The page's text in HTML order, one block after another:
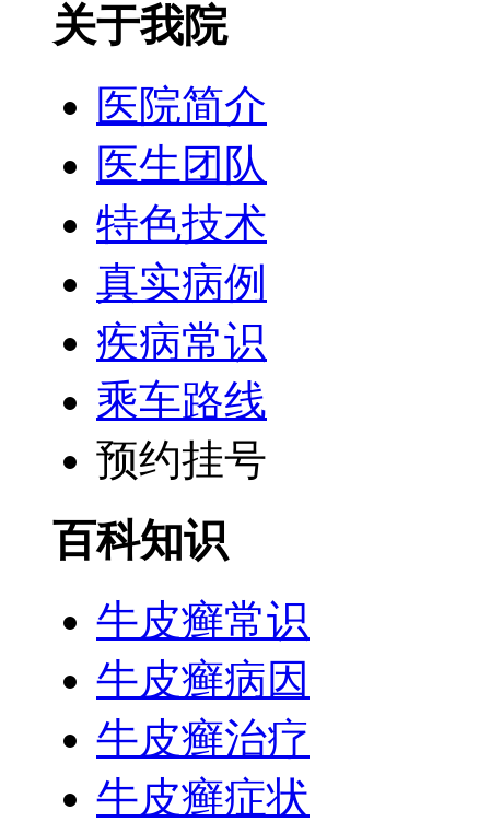
关于我院
医院简介
医生团队
特色技术
真实病例
疾病常识
乘车路线
预约挂号
百科知识
牛皮癣常识
牛皮癣病因
牛皮癣治疗
牛皮癣症状